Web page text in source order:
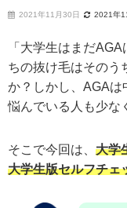
2021年11月30日 2021年
「大学生はまだ
ちの抜け毛はそのう
か？しかし、AGAは
悩んでいる人も少な
そこで今回は、 大学
大学生版セルフチェ